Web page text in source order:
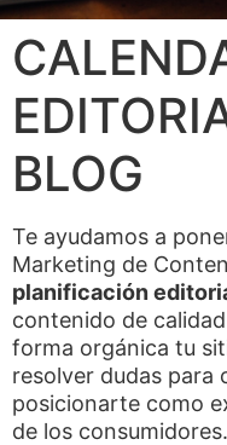
BLOG
Te ayudamos a
Marketing de
planificación
contenido de
forma orgánica tu
resolver dudas para
posicionarte como
de los consumidores.